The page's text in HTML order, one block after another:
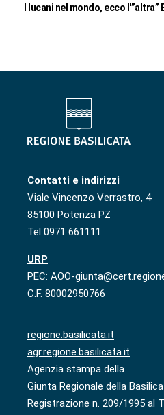
I lucani nel mondo, ecco l'”altra”
Contatti e indirizzi
Viale Vincenzo Verrastro, 4
85100 Potenza PZ
Tel 0971 661111
URP
PEC: AOO-
C.F. 80002950766
regione.basilicata.it
agr.regione.basilicata.it
Agenzia stampa della
Giunta Regionale della
Registrazione n. 209/1995 al